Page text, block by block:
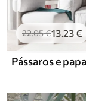
22.05€13.23€